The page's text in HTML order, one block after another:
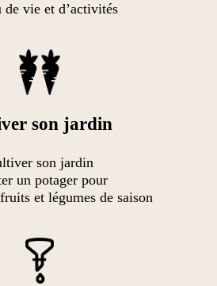
de vie et d’activités
son jardin
son jardin
un potager pour
et légumes de saison